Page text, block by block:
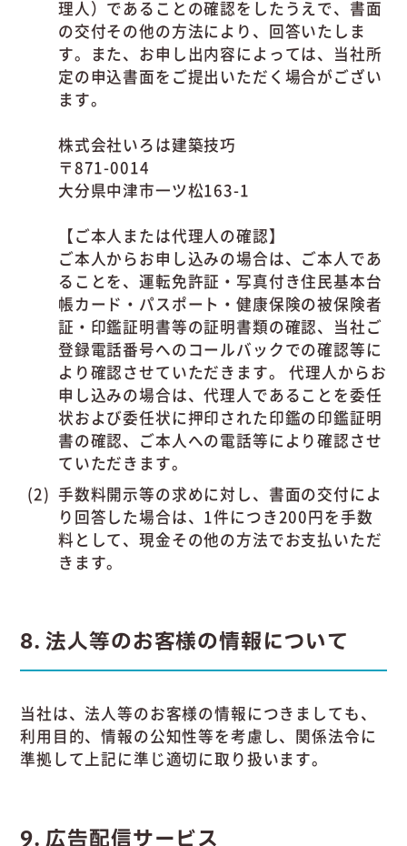
理人）であることの確認をしたうえで、書面
の交付その他の方法により、回答いたしま
す。また、お申し出内容によっては、当社所
定の申込書面をご提出いただく場合がござい
ます。
株式会社いろは建築技巧
〒871-0014
大分県中津市一ツ松163-1
【ご本人または代理人の確認】
ご本人からお申し込みの場合は、ご本人であ
ることを、運転免許証・写真付き住民基本台
帳カード・パスポート・健康保険の被保険者
証・印鑑証明書等の証明書類の確認、当社ご
登録電話番号へのコールバックでの確認等に
より確認させていただきます。 代理人からお
申し込みの場合は、代理人であることを委任
状および委任状に押印された印鑑の印鑑証明
書の確認、ご本人への電話等により確認させ
ていただきます。
手数料開示等の求めに対し、書面の交付によ
り回答した場合は、1件につき200円を手数
料として、現金その他の方法でお支払いただ
きます。
8 法人等のお客様の情報について
当社は、法人等のお客様の情報につきましても、
利用目的、情報の公知性等を考慮し、関係法令に
準拠して上記に準じ適切に取り扱います。
9 広告配信サービス